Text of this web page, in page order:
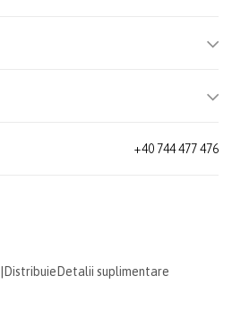
+40 744 477 476
Distribuie Detalii suplimentare